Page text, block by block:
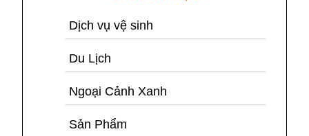
Dịch vụ vệ sinh
Du Lịch
Ngoại Cảnh Xanh
Sản Phẩm